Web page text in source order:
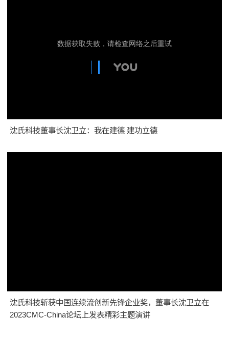
沈氏科技董事长沈卫立：我在建德 建功立德
沈氏科技斩获中国连续流创新先锋企业奖，董事长沈卫立在
2023CMC-China论坛上发表精彩主题演讲